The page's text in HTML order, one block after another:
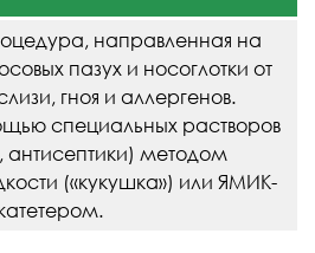
направленная на
пазух и носоглотки от
гноя и аллергенов.
специальных растворов
антисептики) методом
(«кукушка») или ЯМИК-